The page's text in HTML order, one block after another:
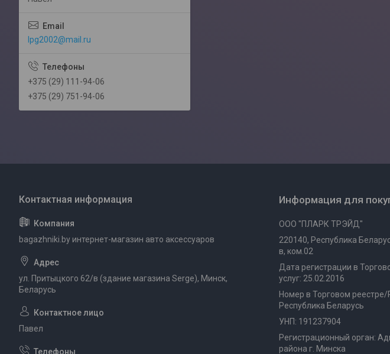
lpg2002@mail.ru
+375 (29) 111-94-06
+375 (29) 751-94-06
bagazhniki.by интернет-магазин авто аксессуаров
ул. Притыцкого 62/в (здание магазина Serge), Минск,
Беларусь
Павел
Информация для
ООО "ПЛАРК ТРЭЙД"
220140, Республика
в, ком.02
Дата регистрации в
услуг: 25.02.2016
Номер в Торговом реестре/
Республика Беларусь
УНП: 191237904
Регистрационный орган:
района г. Минска